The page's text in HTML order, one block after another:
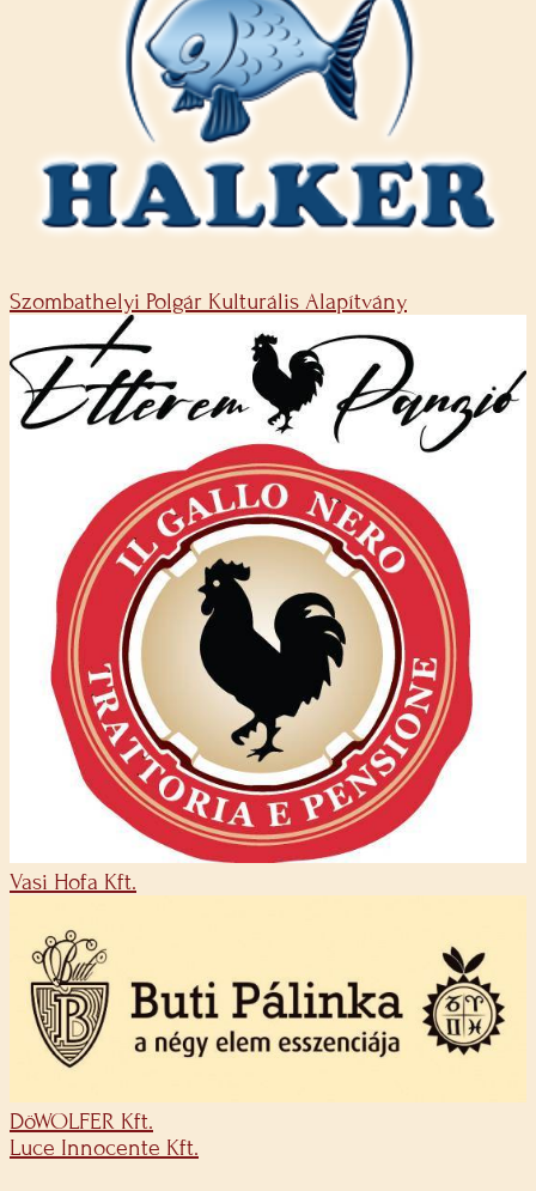
Szombathelyi Polgár Kulturális Alapítvány
Vasi Hofa Kft.
DöWOLFER Kft.
Luce Innocente Kft.